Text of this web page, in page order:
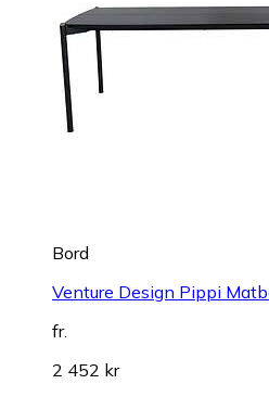
Bord
Venture Design Pippi
fr.
2 452 kr